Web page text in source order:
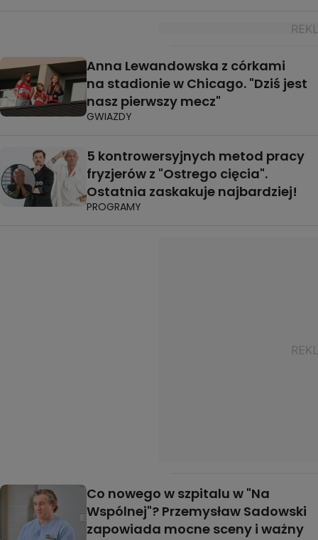
Anna Lewandowska z córkami
na stadionie w Chicago. "Dziś jest
nasz pierwszy mecz"
GWIAZDY
5 kontrowersyjnych metod pracy
fryzjerów z "Ostrego cięcia".
Ostatnia zaskakuje najbardziej!
PROGRAMY
Co nowego w szpitalu w "Na
Wspólnej"? Przemysław Sadowski
zapowiada mocne sceny i ważny